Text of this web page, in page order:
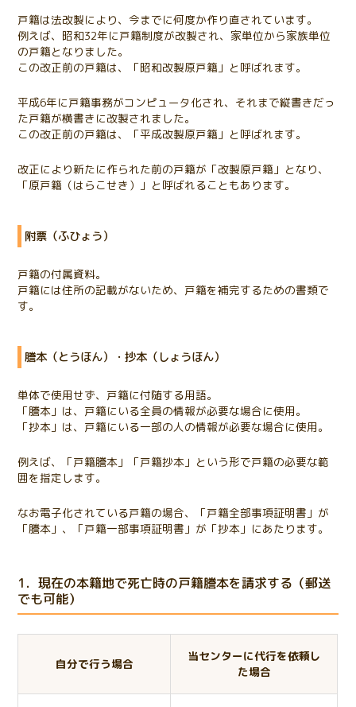
戸籍は法改製により、今までに何度か作り直されています。
例えば、昭和32年に戸籍制度が改製され、家単位から家族単位
の戸籍となりました。
この改正前の戸籍は、「昭和改製原戸籍」と呼ばれます。
平成6年に戸籍事務がコンピュータ化され、それまで縦書きだっ
た戸籍が横書きに改製されました。
この改正前の戸籍は、「平成改製原戸籍」と呼ばれます。
改正により新たに作られた前の戸籍が「改製原戸籍」となり、
「原戸籍（はらこせき）」と呼ばれることもあります。
附票（ふひょう）
戸籍の付属資料。
戸籍には住所の記載がないため、戸籍を補完するための書類で
す。
謄本（とうほん）・抄本（しょうほん）
単体で使用せず、戸籍に付随する用語。
「謄本」は、戸籍にいる全員の情報が必要な場合に使用。
「抄本」は、戸籍にいる一部の人の情報が必要な場合に使用。
例えば、「戸籍謄本」「戸籍抄本」という形で戸籍の必要な範
囲を指定します。
なお電子化されている戸籍の場合、「戸籍全部事項証明書」が
「謄本」、「戸籍一部事項証明書」が「抄本」にあたります。
1．現在の本籍地で死亡時の戸籍謄本を請求する（郵送
でも可能）
自分で行う場合
当センターに代行を依頼し
た場合